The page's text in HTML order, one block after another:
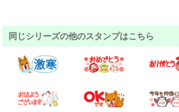
同じシリーズの他のスタンプはこちら